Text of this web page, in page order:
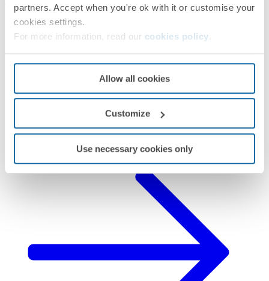
partners. Accept when you're ok with it or customise your
cookies settings.
For more information, read our cookies policy
Allow all cookies
Customize
Use necessary cookies only
¿Te ha surgido alguna duda?